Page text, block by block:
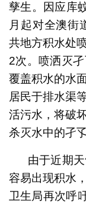
孳生。因应库
月起对全澳街
共地方积水处
2次。喷洒灭
覆盖积水的水
居民于排水渠
活污水，将破
杀灭水中的孑孓
由于近期
容易出现积水
卫生局再次呼